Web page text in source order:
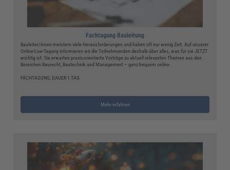
Fachtagung Bauleitung
Bauleiter/innen meistern viele Herausforderungen und haben oft nur wenig Zeit. Auf unserer
Online-Live-Tagung informieren wir die Teilnehmenden deshalb über alles, was für sie JETZT
wichtig ist. Sie erwarten praxisorientierte Vorträge zu aktuell relevanten Themen aus den
Bereichen Baurecht, Bautechnik und Management – ganz bequem online.
FACHTAGUNG, DAUER 1 TAG
Mehr erfahren